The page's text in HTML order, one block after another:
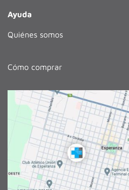
Ayuda
Quiénes somos
Cómo comprar